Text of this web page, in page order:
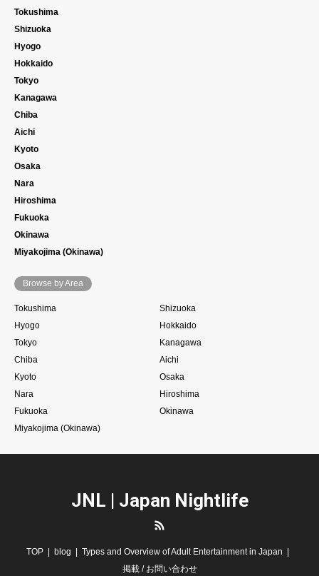
Tokushima
Shizuoka
Hyogo
Hokkaido
Tokyo
Kanagawa
Chiba
Aichi
Kyoto
Osaka
Nara
Hiroshima
Fukuoka
Okinawa
Miyakojima (Okinawa)
Browse by Area
Tokushima
Shizuoka
Hyogo
Hokkaido
Tokyo
Kanagawa
Chiba
Aichi
Kyoto
Osaka
Nara
Hiroshima
Fukuoka
Okinawa
Miyakojima (Okinawa)
JNL | Japan Nightlife
TOP blog
Types and Overview of Adult Entertainment in Japan
掲載 / お問い合わせ